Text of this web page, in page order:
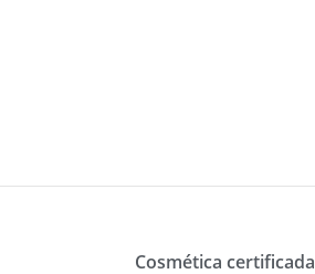
Cosmética certificada